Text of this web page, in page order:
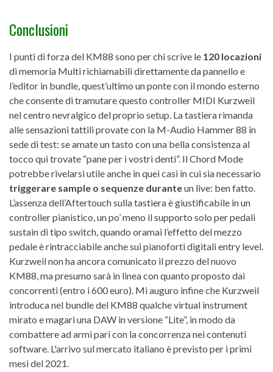
Conclusioni
I punti di forza del KM88 sono per chi scrive le 120 locazioni
di memoria Multi richiamabili direttamente da pannello e
l’editor in bundle, quest’ultimo un ponte con il mondo esterno
che consente di tramutare questo controller MIDI Kurzweil
nel centro nevralgico del proprio setup. La tastiera rimanda
alle sensazioni tattili provate con la M-Audio Hammer 88 in
sede di test: se amate un tasto con una bella consistenza al
tocco qui trovate “pane per i vostri denti”. Il Chord Mode
potrebbe rivelarsi utile anche in quei casi in cui sia necessario
triggerare sample o sequenze duranteun live: ben fatto.
L’assenza dell’Aftertouch sulla tastiera è giustificabile in un
controller pianistico, un po’ meno il supporto solo per pedali
sustain di tipo switch, quando oramai l’effetto del mezzo
pedale è rintracciabile anche sui pianoforti digitali entry level.
Kurzweil non ha ancora comunicato il prezzo del nuovo
KM88, ma presumo sarà in linea con quanto proposto dai
concorrenti (entro i 600 euro). Mi auguro infine che Kurzweil
introduca nel bundle del KM88 qualche virtual instrument
mirato e magari una DAW in versione “Lite”, in modo da
combattere ad armi pari con la concorrenza nei contenuti
software. L'arrivo sul mercato italiano è previsto per i primi
mesi del 2021.